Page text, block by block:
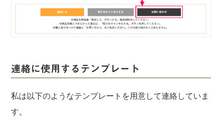
連絡に使用するテンプレート
私は以下のようなテンプレートを用意して連絡していま
す。